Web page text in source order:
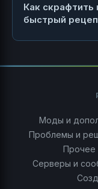
Как
быстрый
Моды и
Проблемы и
Прочее
Серверы и